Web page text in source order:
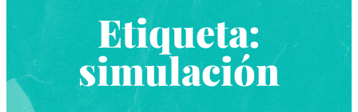
Etiqueta:
simulación